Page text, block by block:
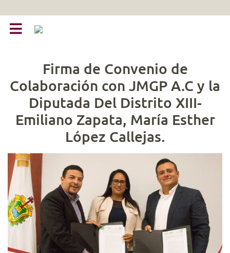
Firma de Convenio de
Colaboración con JMGP A.C y la
Diputada Del Distrito XIII-
Emiliano Zapata, María Esther
López Callejas.